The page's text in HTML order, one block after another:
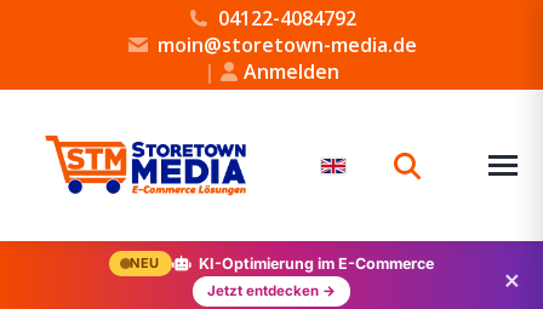
04122-4084792
moin@storetown-media.de
|
Anmelden
NEU KI-Optimierung im E-Commerce
Jetzt entdecken → ×